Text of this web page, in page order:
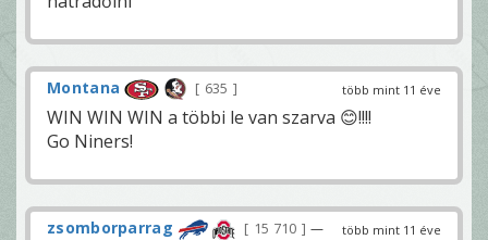
több mint 11 éve
Montana 635
WIN WIN WIN a többi le van szarva 😊!!!!
Go Niners!
több mint 11 éve
zsomborparrag 15 710
—